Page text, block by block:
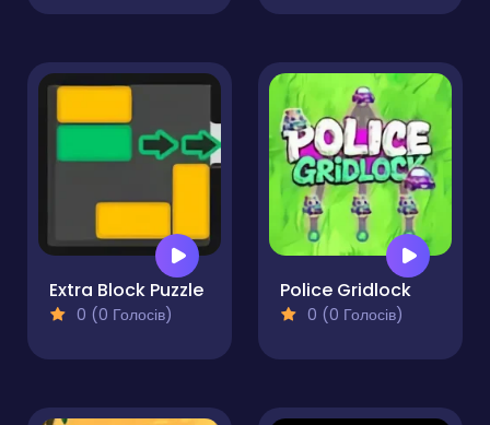
Extra Block Puzzle
0 (0 Голосів)
Police Gridlock
0 (0 Голосів)